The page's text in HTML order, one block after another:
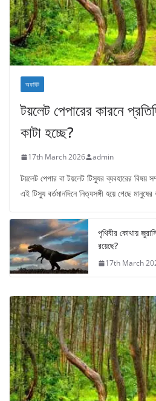
অফবিট
টয়লেট পেপারের কারনে
কাটা হচ্ছে?
17th March 2026 admin
টয়লেট পেপার বা টয়লেট টিস্যুর ব্যবহারের বিষয়
এই টিস্যু বর্তমানদিনে নিত্যসঙ্গী হয়ে গেছে
পৃথিবীর কোথায়
রয়েছে?
17th March